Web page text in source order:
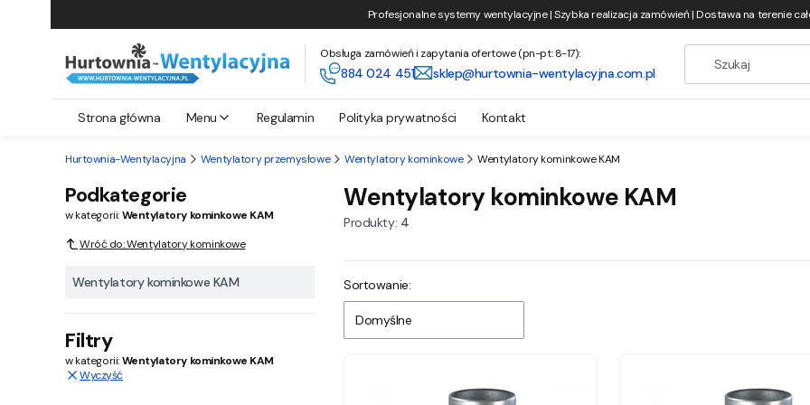
Profesjonalne systemy wentylacyjne | Szybka realizacja zamówień | Dostawa na terenie
Obsługa zamówień i zapytania ofertowe (pn-pt: 8-17):
884 024 451 sklep@hurtownia-wentylacyjna.com.pl
Strona główna Menu Regulamin Polityka prywatności Kontakt
Hurtownia-Wentylacyjna Wentylatory przemysłowe Wentylatory kominkowe Wentylatory kominkowe KAM
Podkategorie
w kategorii:Wentylatory kominkowe KAM
Wróć do: Wentylatory kominkowe
Wentylatory kominkowe KAM
Filtry
w kategorii:Wentylatory kominkowe KAM
Wyczyść
Wentylatory kominkowe KAM
Produkty: 4
Lista produktów
Sortowanie:
Domyślne